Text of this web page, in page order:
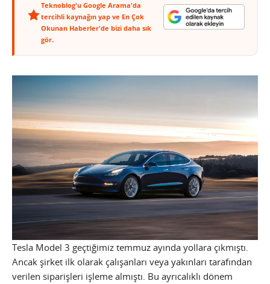
Teknoblog'u Google Arama'da
tercihli kaynağın yap ve En Çok
Okunan Haberler'de bizi daha sık
gör.
Tesla Model 3 geçtiğimiz temmuz ayında yollara çıkmıştı.
Ancak şirket ilk olarak çalışanları veya yakınları tarafından
verilen siparişleri işleme almıştı. Bu ayrıcalıklı dönem